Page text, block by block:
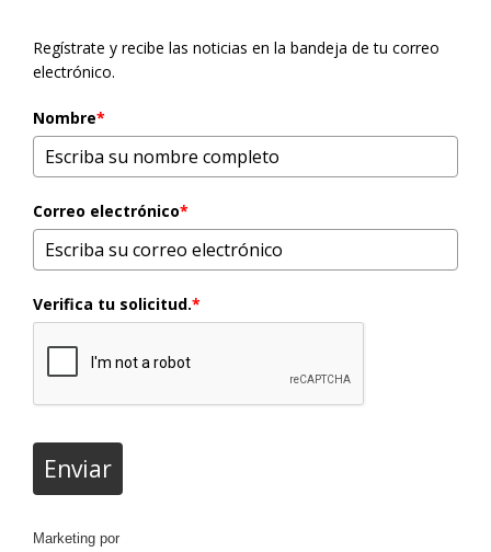
Regístrate y recibe las noticias en la bandeja de tu correo
electrónico.
Nombre*
Correo electrónico*
Verifica tu solicitud.*
Enviar
Marketing por